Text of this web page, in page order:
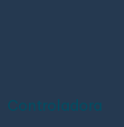
Controladora